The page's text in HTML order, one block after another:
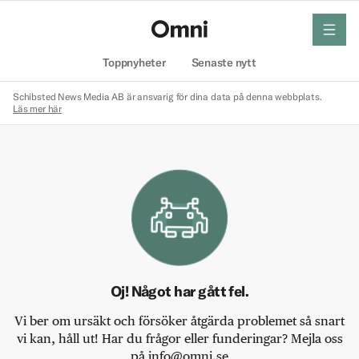
Toppnyheter Senaste nytt
meny
Schibsted News Media AB är ansvarig för dina data på denna webbplats.
Läs mer här
Oj! Något har gått fel.
Vi ber om ursäkt och försöker åtgärda problemet så snart
vi kan, håll ut! Har du frågor eller funderingar? Mejla oss